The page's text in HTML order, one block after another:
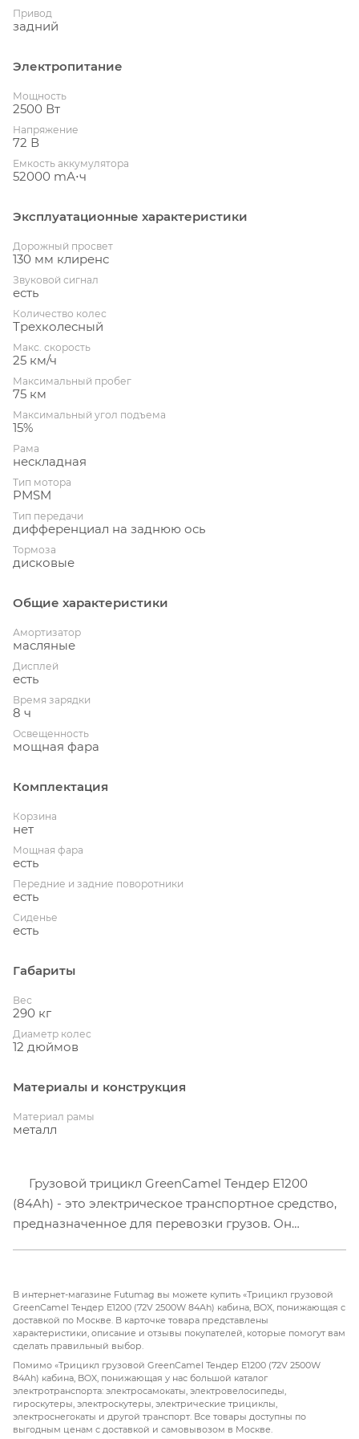
Привод
задний
Электропитание
Мощность
2500 Вт
Напряжение
72 В
Емкость аккумулятора
52000 mА⋅ч
Эксплуатационные характеристики
Дорожный просвет
130 мм клиренс
Звуковой сигнал
есть
Количество колес
Трехколесный
Макс. скорость
25 км/ч
Максимальный пробег
75 км
Максимальный угол подъема
15%
Рама
нескладная
Тип мотора
PMSM
Тип передачи
дифференциал на заднюю ось
Тормоза
дисковые
Общие характеристики
Амортизатор
масляные
Дисплей
есть
Время зарядки
8 ч
Освещенность
мощная фара
Комплектация
Корзина
нет
Мощная фара
есть
Передние и задние поворотники
есть
Сиденье
есть
Габариты
Вес
290 кг
Диаметр колес
12 дюймов
Материалы и конструкция
Материал рамы
металл
Грузовой трицикл GreenCamel Тендер E1200
(84Ah) - это электрическое транспортное средство,
предназначенное для перевозки грузов. Он
небольшие и средние расстояния.
Трицикл имеет кабину для водителя, что
обеспечивает удобство и защиту во время работы.
Также в комплектации входят специальный
грузовой бокс, который позволяет безопасно и
удобно перевозить различные грузы.
В интернет-магазине Futumag вы можете купить «Трицикл грузовой
GreenCamel Тендер E1200 (72V 2500W 84Ah) кабина, BOX, понижающая с
доставкой по Москве. В карточке товара представлены
характеристики, описание и отзывы покупателей, которые помогут вам
сделать правильный выбор.
Помимо «Трицикл грузовой GreenCamel Тендер E1200 (72V 2500W
84Ah) кабина, BOX, понижающая у нас большой каталог
электротранспорта: электросамокаты, электровелосипеды,
гироскутеры, электроскутеры, электрические трициклы,
электроснегокаты и другой транспорт. Все товары доступны по
выгодным ценам с доставкой и самовывозом в Москве.